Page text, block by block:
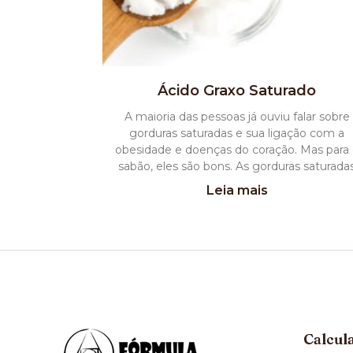
Ácido Graxo Saturado
A maioria das pessoas já ouviu falar sobre
gorduras saturadas e sua ligação com a
obesidade e doenças do coração. Mas para
sabão, eles são bons. As gorduras
Leia mais